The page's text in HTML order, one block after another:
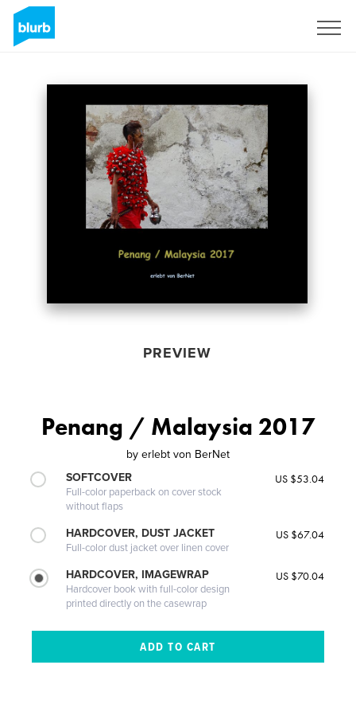
PREVIEW
Penang / Malaysia 2017
by erlebt von BerNet
SOFTCOVER
Full-color paperback on cover stock
without flaps
US $53.04
HARDCOVER, DUST JACKET
Full-color dust jacket over linen cover
US $67.04
HARDCOVER, IMAGEWRAP
Hardcover book with full-color design
printed directly on the casewrap
US $70.04